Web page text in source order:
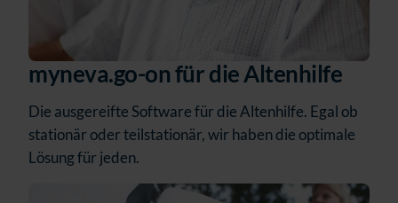
myneva.go-on für die Altenhilfe
Die ausgereifte Software für die Altenhilfe. Egal ob
stationär oder teilstationär, wir haben die optimale
Lösung für jeden.